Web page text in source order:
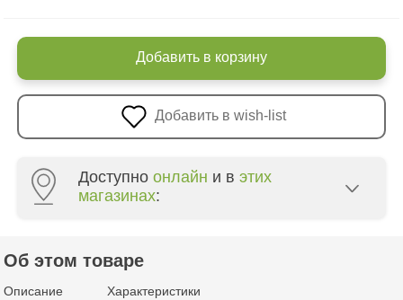
Добавить в корзину
Добавить в wish-list
Доступно онлайн и в этих
магазинах:
Crafti Botanica - bd. Decebal, 139
Об этом товаре
Описание Характеристики